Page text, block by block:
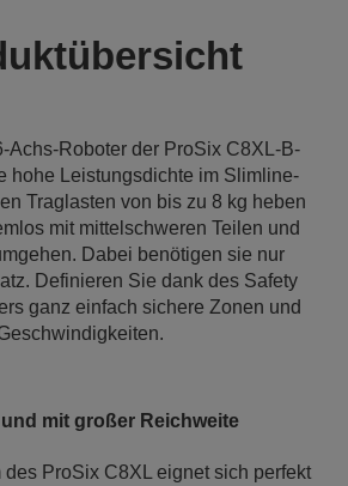
Achs-Roboter der ProSix C8XL-B-
hohe Leistungsdichte im Slimline-
Traglasten von bis zu 8 kg heben
mit mittelschweren Teilen und
Dabei benötigen sie nur
Definieren Sie dank des Safety
ganz einfach sichere Zonen und
mit großer Reichweite
des ProSix C8XL eignet sich perfekt